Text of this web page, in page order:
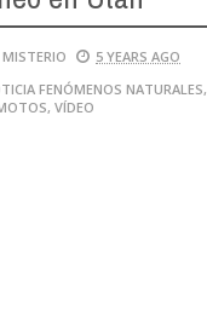
5 YEARS AGO
FENÓMENOS NATURALES,
, VÍDEO